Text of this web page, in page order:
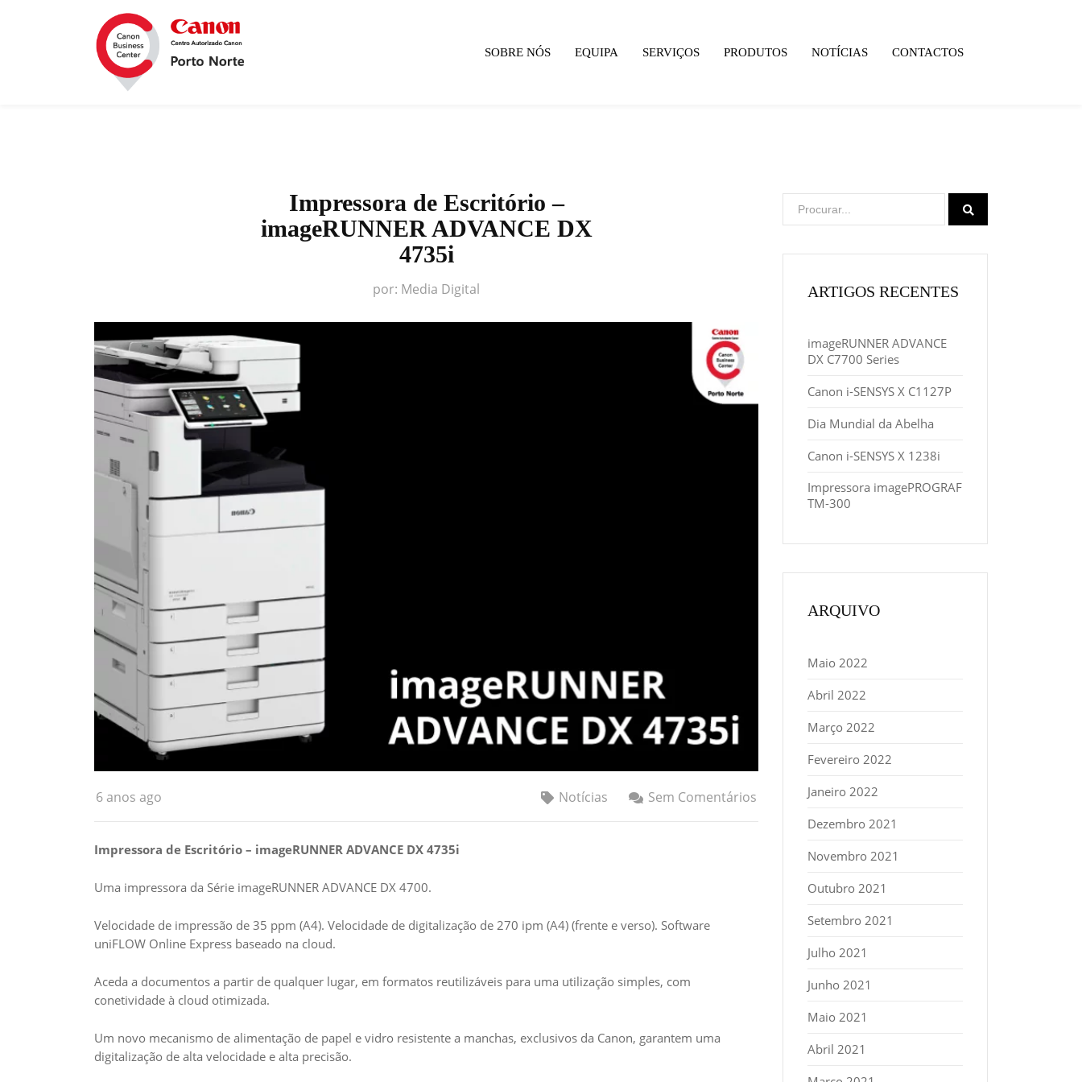
SOBRE NÓS EQUIPA SERVIÇOS PRODUTOS NOTÍCIAS CONTACTOS
Impressora de Escritório –
imageRUNNER ADVANCE DX
4735i
por: Media Digital
6 anos ago Notícias Sem Comentários
Impressora de Escritório – imageRUNNER ADVANCE DX 4735i
Uma impressora da Série imageRUNNER ADVANCE DX 4700.
Velocidade de impressão de 35 ppm (A4). Velocidade de digitalização de 270 ipm (A4) (frente e verso). Software
uniFLOW Online Express baseado na cloud.
Aceda a documentos a partir de qualquer lugar, em formatos reutilizáveis para uma utilização simples, com
conetividade à cloud otimizada.
Um novo mecanismo de alimentação de papel e vidro resistente a manchas, exclusivos da Canon, garantem uma
digitalização de alta velocidade e alta precisão.
ARTIGOS RECENTES
imageRUNNER ADVANCE
DX C7700 Series
Canon i-SENSYS X C1127P
Dia Mundial da Abelha
Canon i-SENSYS X 1238i
Impressora imagePROGRAF
TM-300
ARQUIVO
Maio 2022
Abril 2022
Março 2022
Fevereiro 2022
Janeiro 2022
Dezembro 2021
Novembro 2021
Outubro 2021
Setembro 2021
Julho 2021
Junho 2021
Maio 2021
Abril 2021